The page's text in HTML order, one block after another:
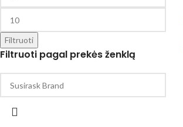
Filtruoti
Filtruoti pagal prekės ženklą